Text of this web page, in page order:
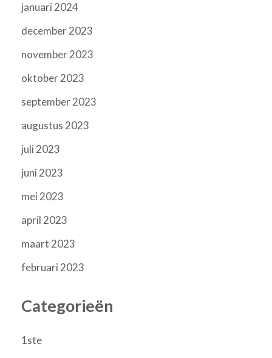
januari 2024
december 2023
november 2023
oktober 2023
september 2023
augustus 2023
juli 2023
juni 2023
mei 2023
april 2023
maart 2023
februari 2023
Categorieën
1ste